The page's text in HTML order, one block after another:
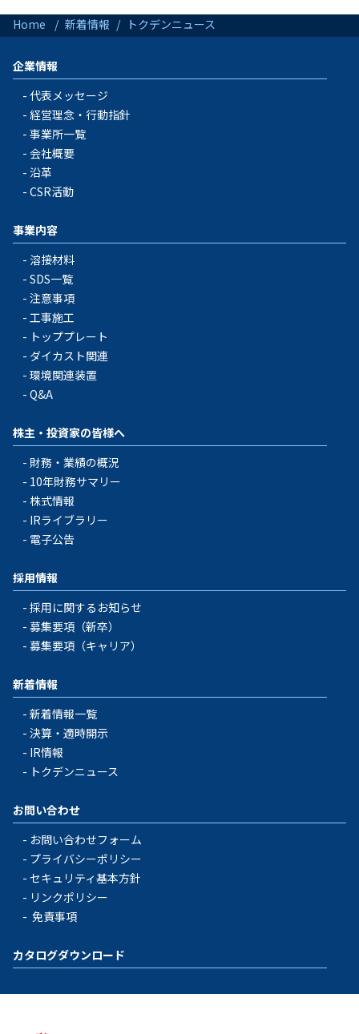
Home 新着情報 トクデンニュース
企業情報
代表メッセージ
経営理念・行動指針
事業所一覧
会社概要
沿革
CSR活動
事業内容
溶接材料
SDS一覧
注意事項
工事施工
トッププレート
ダイカスト関連
環境関連装置
Q&A
株主・投資家の皆様へ
財務・業績の概況
10年財務サマリー
株式情報
IRライブラリー
電子公告
採用情報
採用に関するお知らせ
募集要項（新卒）
募集要項（キャリア）
新着情報
新着情報一覧
決算・適時開示
IR情報
トクデンニュース
お問い合わせ
お問い合わせフォーム
プライバシーポリシー
セキュリティ基本方針
リンクポリシー
免責事項
カタログダウンロード